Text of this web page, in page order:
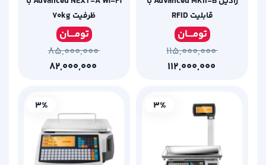
قابلیت RFID
تومـــان
۱۱۵,۰۰۰,۰۰۰
ظرفیت ۷۰kg
تومـــان
۸۵,۰۰۰,۰۰۰
3%
3%